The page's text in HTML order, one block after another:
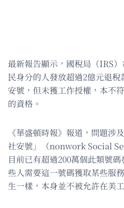
最新報告顯示，國稅局（IRS
民身分的人發放超過2億元退
安號，但未獲工作授權，本不
的資格。
《華盛頓時報》報道，問題涉
社安號」（nonwork Social
目前已有超過200萬個此類號
些人需要這一號碼獲取某些服
生一樣，本身並不被允許在美